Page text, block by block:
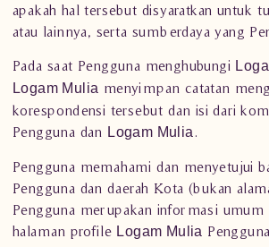
apakah hal tersebut disyaratkan untuk
atau lainnya, serta sumberdaya yang
Pada saat Pengguna menghubungi
Logam Mulia menyimpan catatan
korespondensi tersebut dan isi dari
Pengguna dan Logam Mulia .
Pengguna memahami dan menyetujui
Pengguna dan daerah Kota (bukan
Pengguna merupakan informasi umum
halaman profile Logam Mulia